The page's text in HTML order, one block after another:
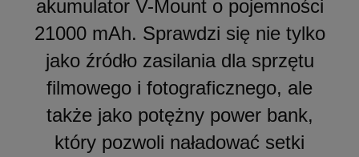
akumulator V-Mount o pojemności
21000 mAh. Sprawdzi się nie tylko
jako źródło zasilania dla sprzętu
filmowego i fotograficznego, ale
także jako potężny power bank,
który pozwoli naładować setki